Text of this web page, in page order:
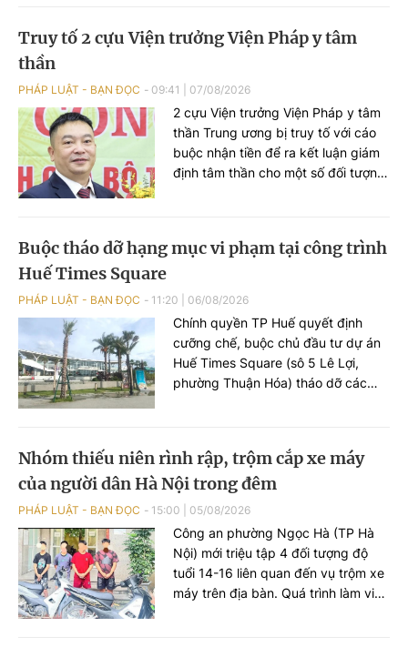
luật Hình sự năm 2015.
Truy tố 2 cựu Viện trưởng Viện Pháp y tâm
thần
PHÁP LUẬT - BẠN ĐỌC 09:41 07/08/2026
2 cựu Viện trưởng Viện Pháp y tâm
thần Trung ương bị truy tố với cáo
buộc nhận tiền để ra kết luận giám
định tâm thần cho một số đối tượng
Buộc tháo dỡ hạng mục vi phạm tại công trình
Huế Times Square
PHÁP LUẬT - BẠN ĐỌC 11:20 06/08/2026
Chính quyền TP Huế quyết định
cưỡng chế, buộc chủ đầu tư dự án
Huế Times Square (sô 5 Lê Lợi,
phường Thuận Hóa) tháo dỡ các
Nhóm thiếu niên rình rập, trộm cắp xe máy
của người dân Hà Nội trong đêm
PHÁP LUẬT - BẠN ĐỌC 15:00 05/08/2026
Công an phường Ngọc Hà (TP Hà
Nội) mới triệu tập 4 đối tượng độ
tuổi 14-16 liên quan đến vụ trộm xe
máy trên địa bàn. Quá trình làm việc